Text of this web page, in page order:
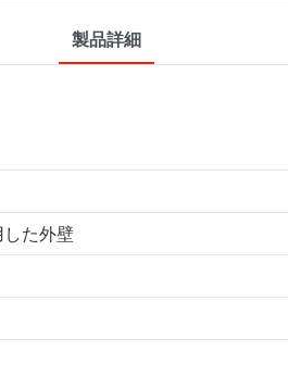
製品詳細
た外壁